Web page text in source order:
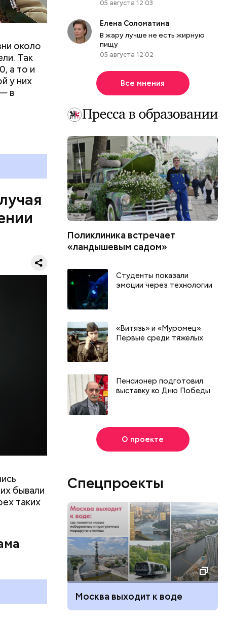
около
Так
а то и
у них
в
бывали
таких
Паркер
в
этого
в
однако
в
в
и даже
05 августа 12:03
Елена Соломатина
В жару лучше не есть жирную
пищу
05 августа 12:02
Все мнения
Поликлиника встречает
«ландышевым садом»
Студенты показали
эмоции через технологии
«Витязь» и «Муромец».
Первые среди тяжелых
Пенсионер подготовил
выставку ко Дню Победы
О проекте
Спецпроекты
Москва выходит к воде